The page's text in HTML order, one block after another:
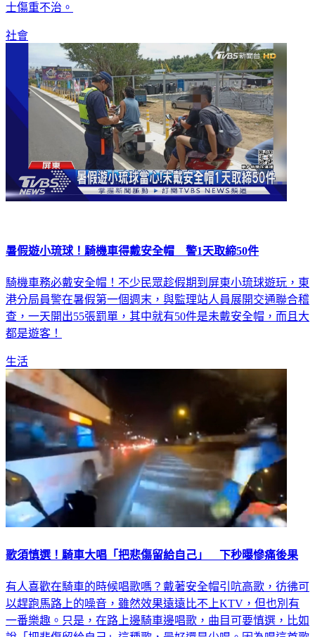
士傷重不治。
社會
暑假遊小琉球！騎機車得戴安全帽 警1天取締50件
騎機車務必戴安全帽！不少民眾趁假期到屏東小琉球遊玩，東
港分局員警在暑假第一個週末，與監理站人員展開交通聯合稽
查，一天開出55張罰單，其中就有50件是未戴安全帽，而且大
都是遊客！
生活
歌須慎選！騎車大唱「把悲傷留給自己」 下秒曝慘痛後果
有人喜歡在騎車的時候唱歌嗎？戴著安全帽引吭高歌，彷彿可
以趕跑馬路上的噪音，雖然效果遠遠比不上KTV，但也別有
一番樂趣。只是，在路上邊騎車邊唱歌，曲目可要慎選，比如